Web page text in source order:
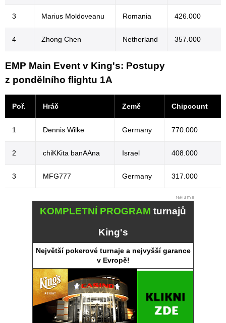
3 Marius Moldoveanu Romania 426.000
4 Zhong Chen Netherland 357.000
EMP Main Event v King's: Postupy
z pondělního flightu 1A
Poř. Hráč Země Chipcount
1 Dennis Wilke Germany 770.000
2 chiKKita banAAna Israel 408.000
3 MFG777 Germany 317.000
KOMPLETNÍ PROGRAM turnajů
King's
Největší pokerové turnaje a nejvyšší garance
v Evropě!